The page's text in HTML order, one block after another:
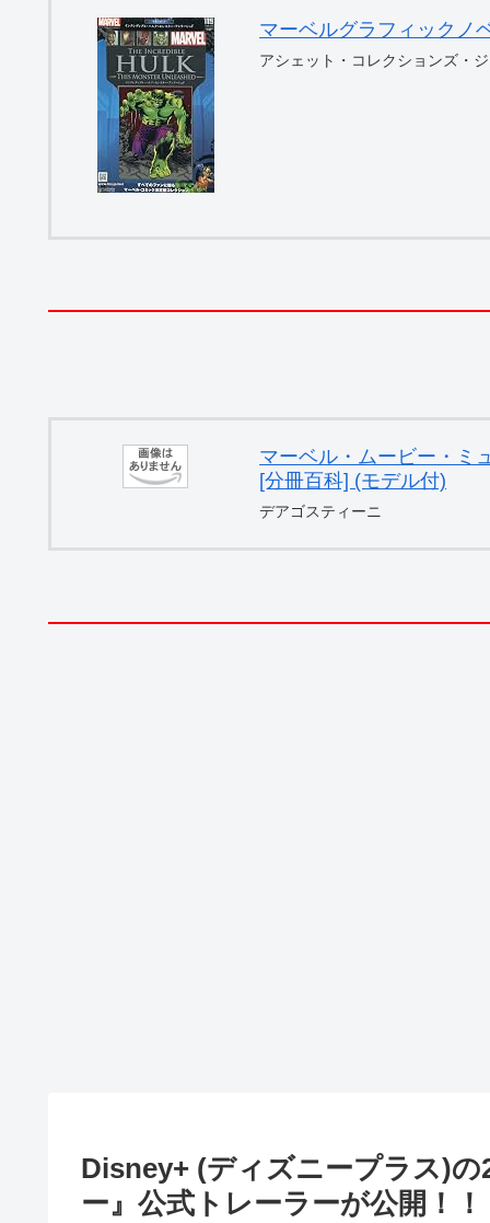
マーベルグラフィックノ
アシェット・コレクションズ・
マーベル・ムービー・ミ
[分冊百科] (モデル付)
デアゴスティーニ
Disney+ (ディズニープラス)
ー』公式トレーラーが公開！！